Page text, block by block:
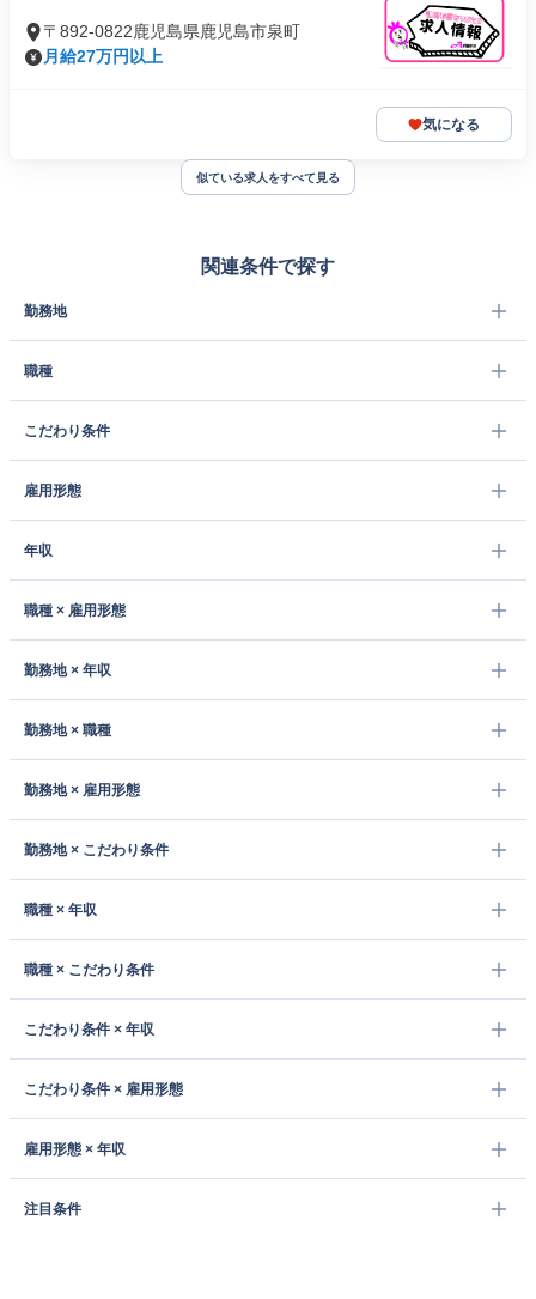
〒892-0822鹿児島県鹿児島市泉町
月給27万円以上
気になる
似ている求人をすべて見る
関連条件で探す
勤務地
職種
こだわり条件
雇用形態
年収
職種 × 雇用形態
勤務地 × 年収
勤務地 × 職種
勤務地 × 雇用形態
勤務地 × こだわり条件
職種 × 年収
職種 × こだわり条件
こだわり条件 × 年収
こだわり条件 × 雇用形態
雇用形態 × 年収
注目条件